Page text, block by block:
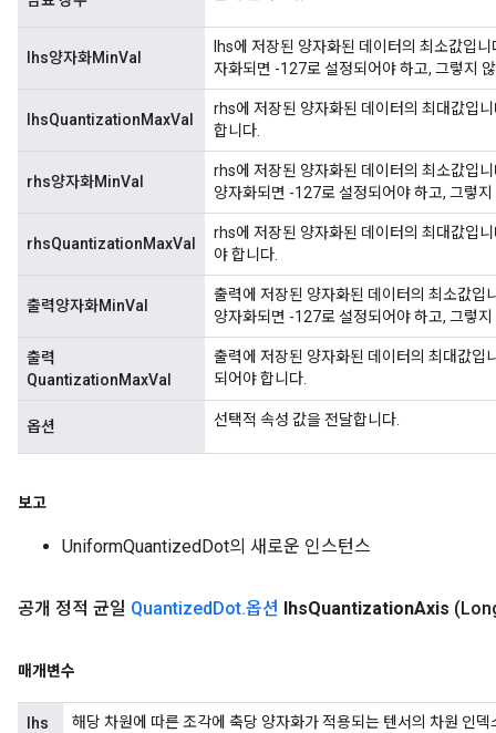
lhs양자화MinVal
lhs에 저장된 양자화된 데이터의 최소값입
자화되면 -127로 설정되어야 하고, 그렇지
lhsQuantizationMaxVal
rhs에 저장된 양자화된 데이터의 최대값입
합니다.
rhs양자화MinVal
rhs에 저장된 양자화된 데이터의 최소값입
양자화되면 -127로 설정되어야 하고, 그렇
rhsQuantizationMaxVal
rhs에 저장된 양자화된 데이터의 최대값입
야 합니다.
출력양자화MinVal
출력에 저장된 양자화된 데이터의 최소값
양자화되면 -127로 설정되어야 하고, 그렇
출력
QuantizationMaxVal
출력에 저장된 양자화된 데이터의 최대값
되어야 합니다.
옵션 선택적 속성 값을 전달합니다.
보고
UniformQuantizedDot의 새로운 인스턴스
공개 정적 균일 QuantizedDot.옵션 lhsQuantizationAxis
매개변수
lhs
해당 차원에 따른 조각에 축당 양자화가 적용되는 텐서의 차원 인